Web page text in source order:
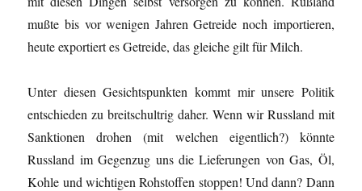
mußte bis vor wenigen Jahren Getreide noch importieren,
heute exportiert es Getreide, das gleiche gilt für Milch.
Unter diesen Gesichtspunkten kommt mir unsere Politik
entschieden zu breitschultrig daher. Wenn wir Russland mit
Sanktionen drohen (mit welchen eigentlich?) könnte
Russland im Gegenzug uns die Lieferungen von Gas, Öl,
Kohle und wichtigen Rohstoffen stoppen! Und dann? Dann